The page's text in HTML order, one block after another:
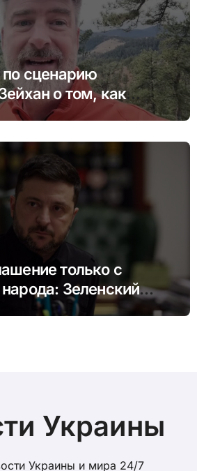
по сценарию
о том, как
коллапс Китая
только с
Зеленский
сроки
Украины
Украины и мира 24/7